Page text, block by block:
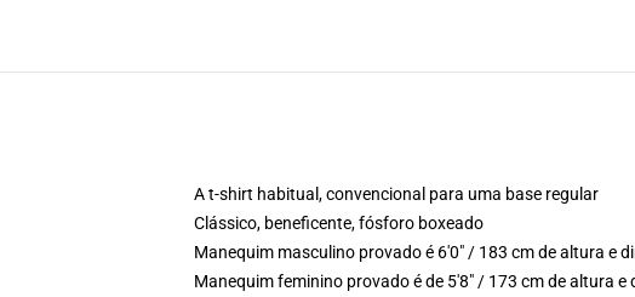
A t-shirt habitual, convencional para uma base regular
Clássico, beneficente, fósforo boxeado
Manequim masculino provado é 6'0" / 183 cm de altura e
Manequim feminino provado é de 5'8" / 173 cm de altura